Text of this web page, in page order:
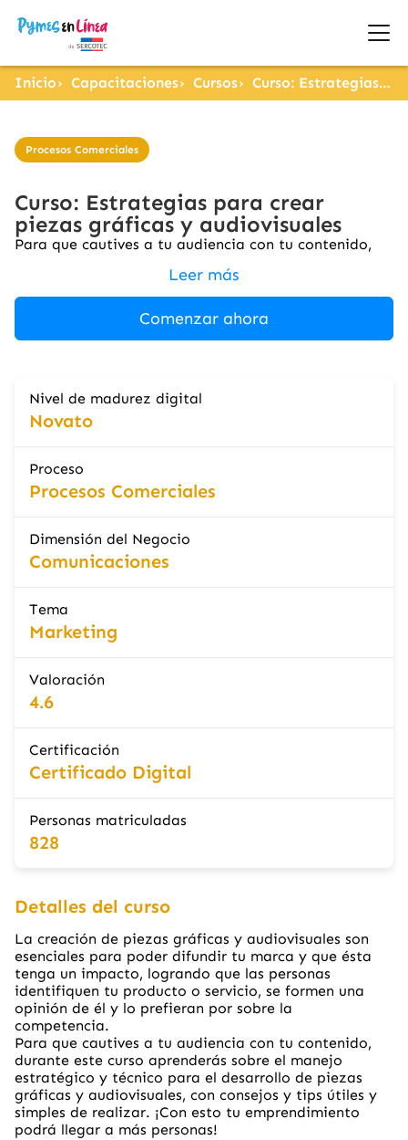
Inicio Capacitaciones Cursos Curso: Estrategias para crear piezas gráficas y audiovisuales
Procesos Comerciales
Curso: Estrategias para crear
piezas gráficas y audiovisuales
Para que cautives a tu audiencia con tu contenido,
Leer más
Comenzar ahora
Nivel de madurez digital
Novato
Proceso
Procesos Comerciales
Dimensión del Negocio
Comunicaciones
Tema
Marketing
Valoración
4.6
Certificación
Certificado Digital
Personas matriculadas
828
Detalles del curso
La creación de piezas gráficas y audiovisuales son
esenciales para poder difundir tu marca y que ésta
tenga un impacto, logrando que las personas
identifiquen tu producto o servicio, se formen una
opinión de él y lo prefieran por sobre la
competencia.
Para que cautives a tu audiencia con tu contenido,
durante este curso aprenderás sobre el manejo
estratégico y técnico para el desarrollo de piezas
gráficas y audiovisuales, con consejos y tips útiles y
simples de realizar. ¡Con esto tu emprendimiento
podrá llegar a más personas!